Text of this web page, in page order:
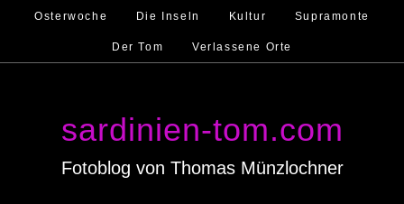
Osterwoche Die Inseln Kultur Supramonte
Der Tom Verlassene Orte
sardinien-tom.com
Fotoblog von Thomas Münzlochner